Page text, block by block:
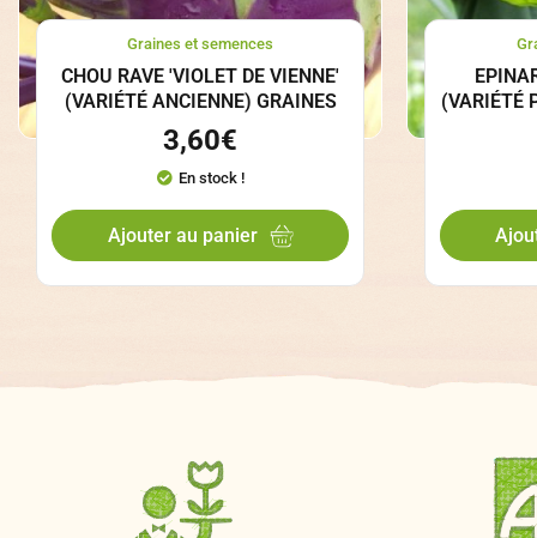
Graines et semences
CHOU RAVE 'VIOLET DE VIENNE'
(VARIÉTÉ ANCIENNE) GRAINES
3,60€
En stock !
Ajouter au panier
(VARIÉTÉ